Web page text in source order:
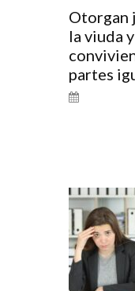
Otorgan
la viuda
partes